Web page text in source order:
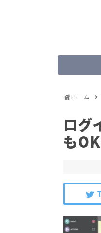
ホーム
ログ
もOK